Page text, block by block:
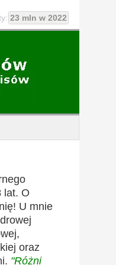
23 mln w 2022
lat. O
U mnie
oraz
"Różni